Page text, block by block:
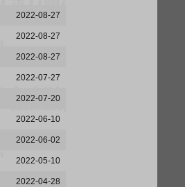
2022-08-27
2022-08-27
2022-08-27
2022-07-27
2022-07-20
2022-06-10
2022-06-02
2022-05-10
2022-04-28